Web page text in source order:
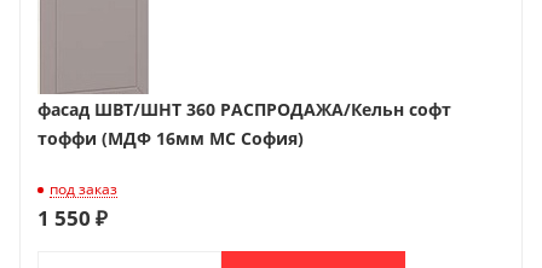
фасад ШВТ/ШНТ 360 РАСПРОДАЖА/Кельн софт
тоффи (МДФ 16мм МС София)
под заказ
1 550 ₽